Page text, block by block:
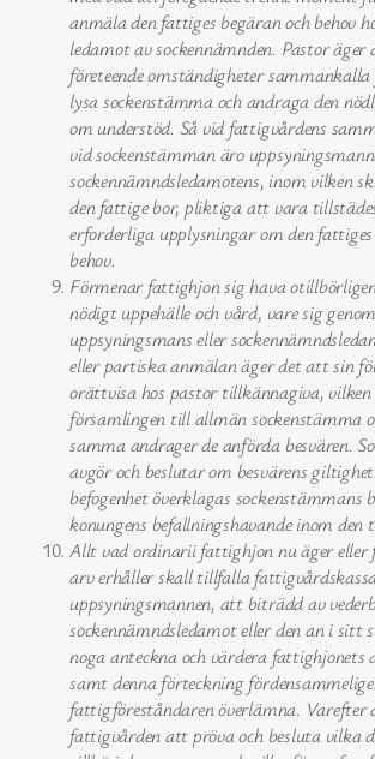
anmäla den fattiges begäran och behov
ledamot av sockennämnden. Pastor
företeende omständigheter
lysa sockenstämma och andraga den
om understöd. Så vid fattigvårdens
vid sockenstämman äro
sockennämndsledamotens, inom vilken
den fattige bor, pliktiga att vara
erforderliga upplysningar om den
behov.
Förmenar fattighjon sig hava
nödigt uppehälle och vård, vare sig
uppsyningsmans eller
eller partiska anmälan äger det att sin
orättvisa hos pastor tillkännagiva,
församlingen till allmän sockenstämma
samma andrager de anförda besvären.
avgör och beslutar om besvärens
befogenhet överklagas sockenstämmans
konungens befallningshavande inom den
Allt vad ordinarii fattighjon nu äger eller
arv erhåller skall tillfalla
uppsyningsmannen, att biträdd av
sockennämndsledamot eller den an i sitt
noga anteckna och värdera
samt denna förteckning
fattigföreståndaren överlämna.
fattigvården att pröva och besluta vilka